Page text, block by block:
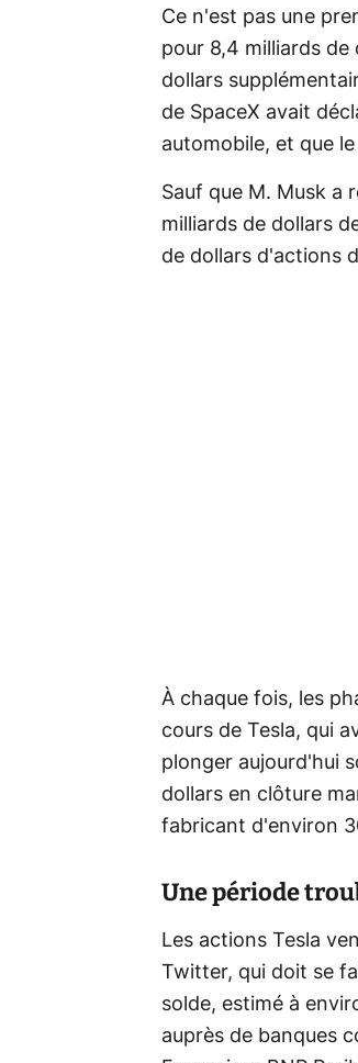
Ce n'est pas une
pour 8,4 milliards de
dollars
de SpaceX avait
automobile, et que
Sauf que M. Musk a
milliards de dollars
de dollars d'actions
À chaque fois, les
cours de Tesla, qui
plonger aujourd'hui
dollars en clôture
fabricant d'environ
Une période
Les actions Tesla
Twitter, qui doit se
solde, estimé à
auprès de banques